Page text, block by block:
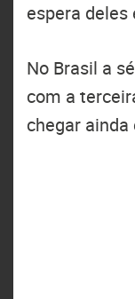
espera deles
No Brasil a
com a
chegar ainda